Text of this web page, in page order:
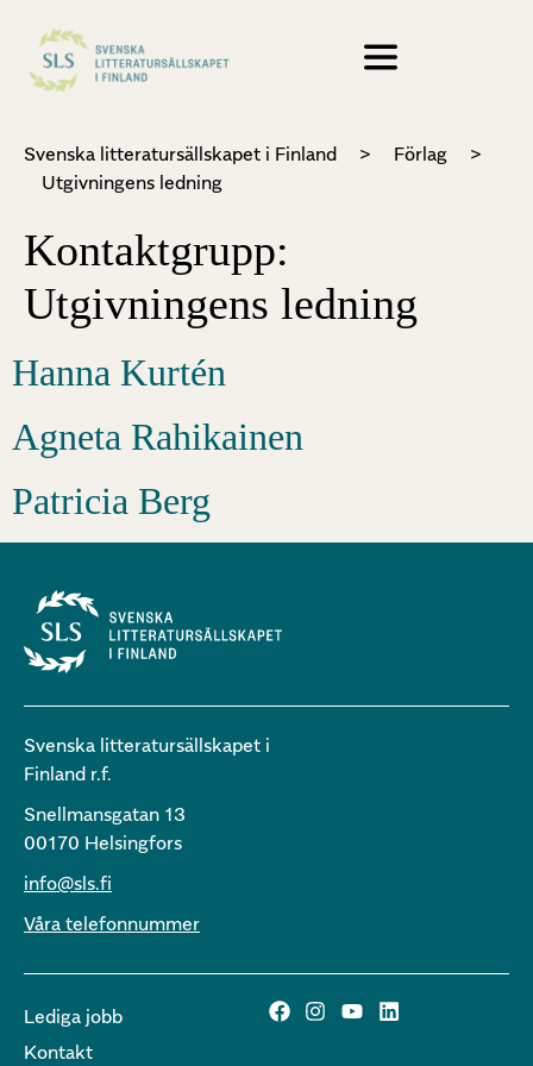
Svenska litteratursällskapet i Finland > Förlag
>
Utgivningens ledning
Kontaktgrupp:
Utgivningens ledning
Hanna Kurtén
Agneta Rahikainen
Patricia Berg
Svenska litteratursällskapet i
Finland r.f.
Snellmansgatan 13
00170 Helsingfors
info@sls.fi
Våra telefonnummer
Lediga jobb
Kontakt